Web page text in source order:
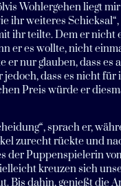
Wohlergehen liegt
ihr weiteres Schicksal“,
ihr teilte. Dem er nicht
er es wollte, nicht
er nur glauben, dass es
dass es nicht für
Preis würde er
sprach er,
zurecht rückte und
der Puppenspielerin
kreuzen sich
Bis dahin, genießt die